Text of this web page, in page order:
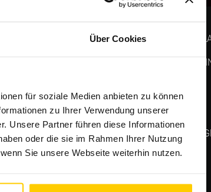
Über Cookies
für soziale Medien anbieten zu können
zu Ihrer Verwendung unserer
Unsere Partner führen diese Informationen
oder die sie im Rahmen Ihrer Nutzung
Sie unsere Webseite weiterhin nutzen.
CAMPING
MOTORRAD
DTM
verantwortlich ist.